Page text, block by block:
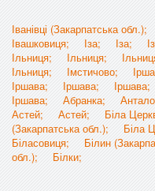
Іванівці (Закарпатська обл.);
Івашковиця;
Іза; Іза;
Ільниця;
Ільниця;
Ільниця;
Імстичово;
Іршава;
Іршава; Іршава;
Іршава;
Абранка;
Астей;
Астей; Біла
(Закарпатська обл.);
Біла
Біласовиця;
Білин
обл.);
Білки;